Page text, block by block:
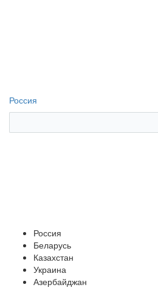
Россия
Россия
Беларусь
Казахстан
Украина
Азербайджан